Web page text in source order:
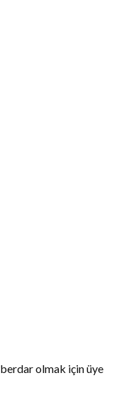
olmak için üye